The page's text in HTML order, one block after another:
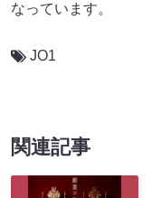
なっています。
JO1
関連記事